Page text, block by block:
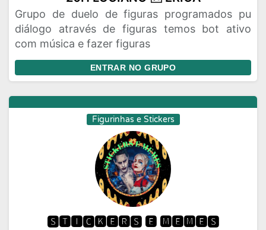
Rede Social
Religiao
Status
Vagas de Emprego
Viagem
Grupo de duelo de figuras programados pu
diálogo através de figuras temos bot ativo
com música e fazer figuras
ENTRAR NO GRUPO
Figurinhas e Stickers
🆂🆃🅸🅲🅺🅴🆁🆂 🅴 🅼🅴🅼🅴🆂